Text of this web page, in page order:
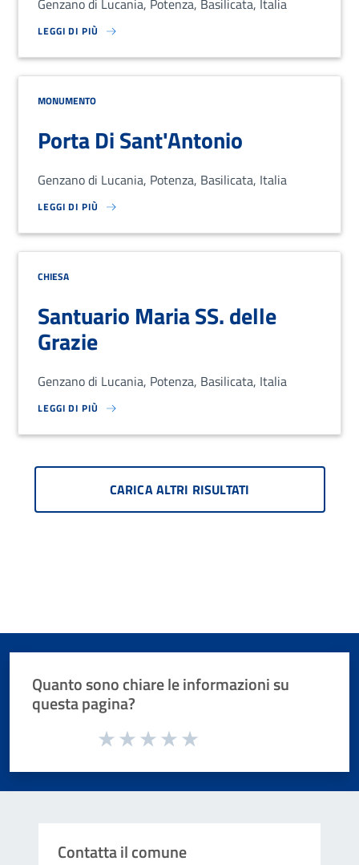
Genzano di Lucania, Potenza, Basilicata, Italia
LEGGI DI PIÙ
SU LOREM IPSUM DOLOR SIT AMET, CONSECTETUR ADIPISCING
MONUMENTO
Porta Di Sant'Antonio
Genzano di Lucania, Potenza, Basilicata, Italia
LEGGI DI PIÙ
SU LOREM IPSUM DOLOR SIT AMET, CONSECTETUR ADIPISCING
CHIESA
Santuario Maria SS. delle
Grazie
Genzano di Lucania, Potenza, Basilicata, Italia
LEGGI DI PIÙ
SU LOREM IPSUM DOLOR SIT AMET, CONSECTETUR ADIPISCING
CARICA ALTRI RISULTATI
Quanto sono chiare le informazioni su
questa pagina?
Valuta da 1 a 5 stelle la pagina
Contatta il comune